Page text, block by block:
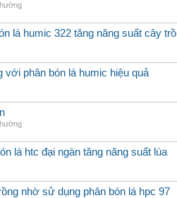
lá humic 322 tăng năng suất cây
với phân bón lá humic hiệu quả
lá htc đại ngàn tăng năng suất lúa
nhờ sử dụng phân bón lá hpc 97